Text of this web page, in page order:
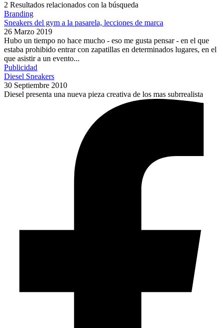
2 Resultados relacionados con la búsqueda
Branding
Sneakers del gym a la pasarela, lecciones de marca
26 Marzo 2019
Hubo un tiempo no hace mucho - eso me gusta pensar - en el que
estaba prohibido entrar con zapatillas en determinados lugares, en el
que asistir a un evento...
Publicidad
Diesel Sneakers
30 Septiembre 2010
Diesel presenta una nueva pieza creativa de los mas subrrealista